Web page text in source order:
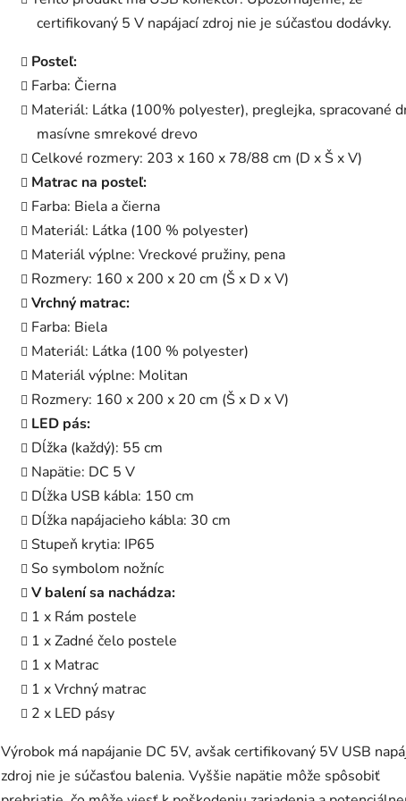
certifikovaný 5 V napájací zdroj nie je súčasťou dodávky.
Posteľ:
Farba: Čierna
Materiál: Látka (100% polyester), preglejka, spracované
masívne smrekové drevo
Celkové rozmery: 203 x 160 x 78/88 cm (D x Š x V)
Matrac na posteľ:
Farba: Biela a čierna
Materiál: Látka (100 % polyester)
Materiál výplne: Vreckové pružiny, pena
Rozmery: 160 x 200 x 20 cm (Š x D x V)
Vrchný matrac:
Farba: Biela
Materiál: Látka (100 % polyester)
Materiál výplne: Molitan
Rozmery: 160 x 200 x 20 cm (Š x D x V)
LED pás:
Dĺžka (každý): 55 cm
Napätie: DC 5 V
Dĺžka USB kábla: 150 cm
Dĺžka napájacieho kábla: 30 cm
Stupeň krytia: IP65
So symbolom nožníc
V balení sa nachádza:
1 x Rám postele
1 x Zadné čelo postele
1 x Matrac
1 x Vrchný matrac
2 x LED pásy
Výrobok má napájanie DC 5V, avšak certifikovaný 5V USB
zdroj nie je súčasťou balenia. Vyššie napätie môže spôsobiť